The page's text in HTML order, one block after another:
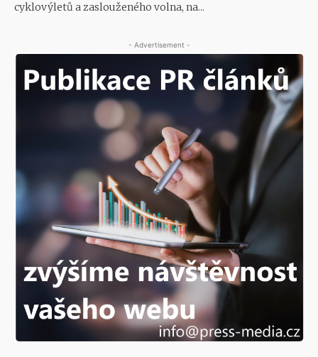
cyklovýletů a zaslouženého volna, na...
- Advertisement -